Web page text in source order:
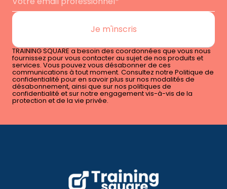
TRAINING SQUARE a besoin des coordonnées que vous nous
fournissez pour vous contacter au sujet de nos produits et
services. Vous pouvez vous désabonner de ces
communications à tout moment. Consultez notre Politique de
confidentialité pour en savoir plus sur nos modalités de
désabonnement, ainsi que sur nos politiques de
confidentialité et sur notre engagement vis-à-vis de la
protection et de la vie privée.